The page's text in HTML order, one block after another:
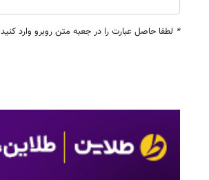
* لطفا حاصل عبارت را در جعبه متن روبرو وارد کنید